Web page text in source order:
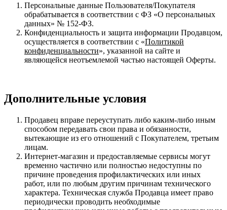
Персональные данные Пользователя/Покупателя
обрабатывается в соответствии с ФЗ «О персональных
данных» № 152-ФЗ.
Конфиденциальность и защита информации Продавцом,
осуществляется в соответствии с «Политикой
конфиденциальности», указанной на сайте и
являющейся неотъемлемой частью настоящей Оферты.
Дополнительные условия
Продавец вправе переуступать либо каким-либо иным
способом передавать свои права и обязанности,
вытекающие из его отношений с Покупателем, третьим
лицам.
Интернет-магазин и предоставляемые сервисы могут
временно частично или полностью недоступны по
причине проведения профилактических или иных
работ, или по любым другим причинам технического
характера. Техническая служба Продавца имеет право
периодически проводить необходимые